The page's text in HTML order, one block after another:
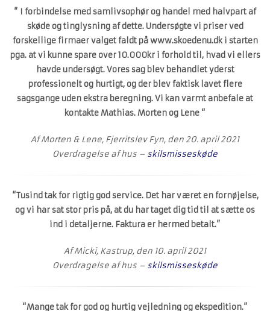
” I forbindelse med samlivsophør og handel med halvpart af
skøde og tinglysning af dette. Undersøgte vi priser ved
forskellige firmaer valget faldt på www.skoedenu.dk i starten
pga. at vi kunne spare over 10.000kr i forhold til, hvad vi ellers
havde undersøgt. Vores sag blev behandlet yderst
professionelt og hurtigt, og der blev faktisk lavet flere
sagsgange uden ekstra beregning. Vi kan varmt anbefale at
kontakte Mathias. Morten og Lene “
Af Morten & Lene, Fjerritslev Fyn, den 20. april 2021
Overdragelse af hus – skilsmisseskøde
“Tusind tak for rigtig god service. Det har været en fornøjelse,
og vi har sat stor pris på, at du har taget dig tid til at sætte os
ind i detaljerne. Faktura er hermed betalt.”
Af Micki, Kastrup, den 10. april 2021
Overdragelse af hus – skilsmisseskøde
“Mange tak for god og hurtig vejledning og ekspedition.”